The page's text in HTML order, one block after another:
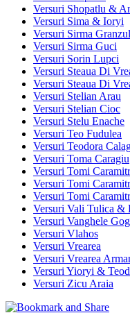
Versuri Shopatlu &
Versuri Sima & Ioryi
Versuri Sirma
Versuri Sirma Guci
Versuri Sorin Lupci
Versuri Steaua Di
Versuri Steaua Di
Versuri Stelian Arau
Versuri Stelian Cioc
Versuri Stelu Enache
Versuri Teo Fudulea
Versuri Teodora
Versuri Toma Caragiu
Versuri Tomi
Versuri Tomi
Versuri Tomi
Versuri Vali Tulica &
Versuri Vanghele
Versuri Vlahos
Versuri Vrearea
Versuri Vrearea
Versuri Yioryi &
Versuri Zicu Araia